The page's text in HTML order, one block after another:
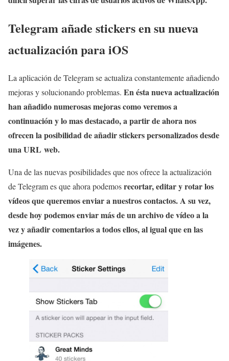
Telegram añade stickers en su nueva
actualización para iOS
La aplicación de Telegram se actualiza constantemente añadiendo
mejoras y solucionando problemas. En ésta nueva actualización
han añadido numerosas mejoras como veremos a
continuación y lo mas destacado, a partir de ahora nos
ofrecen la posibilidad de añadir stickers personalizados desde
una URL web.
Una de las nuevas posibilidades que nos ofrece la actualización
de Telegram es que ahora podemosrecortar, editar y rotar los
vídeos que queremos enviar a nuestros contactos. A su vez,
desde hoy podemos enviar más de un archivo de vídeo a la
vez y añadir comentarios a todos ellos, al igual que en las
imágenes.